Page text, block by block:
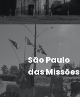
São Paulo
das Missões